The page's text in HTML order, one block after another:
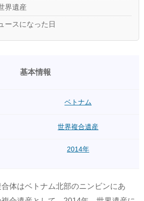
界遺産
ースになった日
基本情報
ベトナム
世界複合遺産
2014年
体はベトナム北部のニンビンにあ